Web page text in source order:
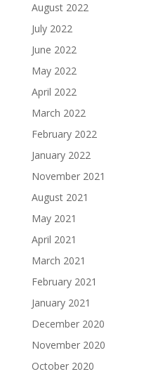
August 2022
July 2022
June 2022
May 2022
April 2022
March 2022
February 2022
January 2022
November 2021
August 2021
May 2021
April 2021
March 2021
February 2021
January 2021
December 2020
November 2020
October 2020